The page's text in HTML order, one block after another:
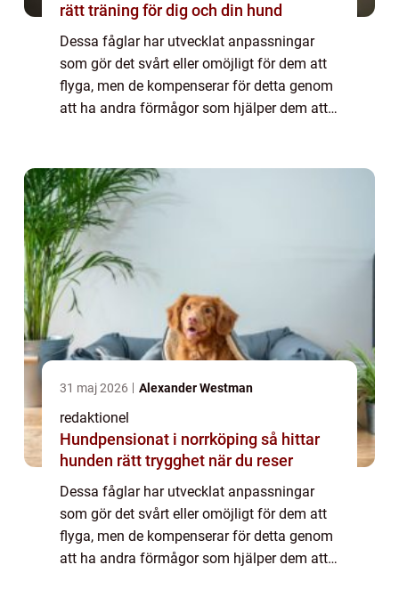
rätt träning för dig och din hund
Dessa fåglar har utvecklat anpassningar
som gör det svårt eller omöjligt för dem att
flyga, men de kompenserar för detta genom
att ha andra förmågor som hjälper dem att
31 maj 2026 Alexander Westman
redaktionel
Hundpensionat i norrköping så hittar
hunden rätt trygghet när du reser
Dessa fåglar har utvecklat anpassningar
som gör det svårt eller omöjligt för dem att
flyga, men de kompenserar för detta genom
att ha andra förmågor som hjälper dem att